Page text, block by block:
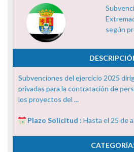
según
Subvenciones del ejercicio 2025
privadas para la contratación de
los proyectos del ...
Plazo Solicitud : Hasta el 25 de